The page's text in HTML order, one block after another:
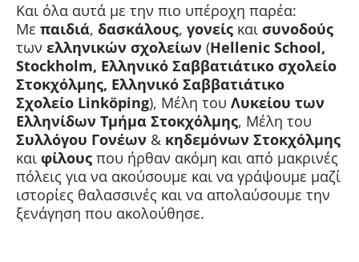
Και όλα αυτά με την πιο υπέροχη παρέα:
Με παιδιά, δασκάλους, γονείς και συνοδούς
των ελληνικών σχολείων (Hellenic School,
Stockholm, Ελληνικό Σαββατιάτικο σχολείο
Στοκχόλμης, Ελληνικό Σαββατιάτικο
Σχολείο Linköping), Μέλη του Λυκείου των
Ελληνίδων Τμήμα Στοκχόλμης, Μέλη του
Συλλόγου Γονέων & κηδεμόνων Στοκχόλμης
και φίλους που ήρθαν ακόμη και από μακρινές
πόλεις για να ακούσουμε και να γράψουμε μαζί
ιστορίες θαλασσινές και να απολαύσουμε την
ξενάγηση που ακολούθησε.